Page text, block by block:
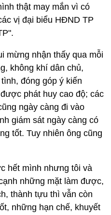
thật may mắn vì có
vị đại biểu HĐND TP
mừng nhận thấy qua mỗi
không khí dân chủ,
đóng góp ý kiến
phát huy cao độ; các
ngày càng đi vào
giám sát ngày càng có
tốt. Tuy nhiên ông cũng
hết mình nhưng tôi và
những mặt làm được,
thành tựu thì vẫn còn
những hạn chế, khuyết